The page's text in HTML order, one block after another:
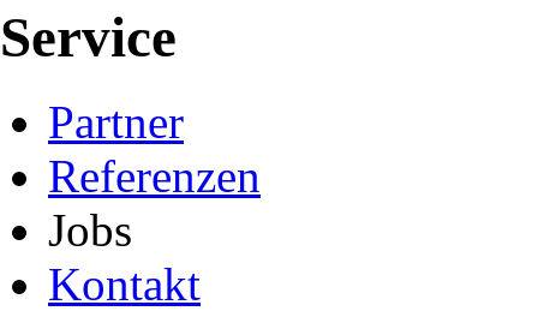
Service
Partner
Referenzen
Jobs
Kontakt